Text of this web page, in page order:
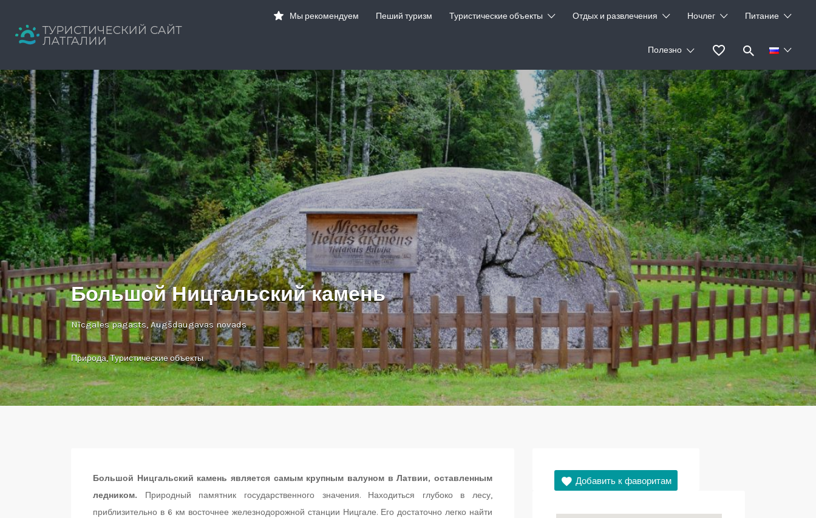
Путеводитель твоего отдыха
Мы рекомендуем Пеший туризм Туристические объекты Отдых и развлечения Ночлег Питание
Полезно
Большой Ницгальский камень
Nīcgales pagasts, Augšdaugavas novads
Природа,Туристические объекты
Большой Ницгальский камень является самым крупным валуном в Латвии, оставленным
ледником. Природный памятник государственного значения. Находиться глубоко в лесу,
приблизительно в 6 км восточнее железнодорожной станции Ницгале. Его достаточно легко найти